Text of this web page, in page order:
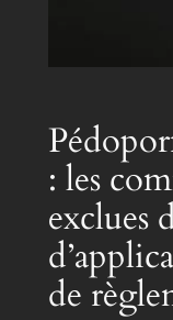
: les
exclues
de